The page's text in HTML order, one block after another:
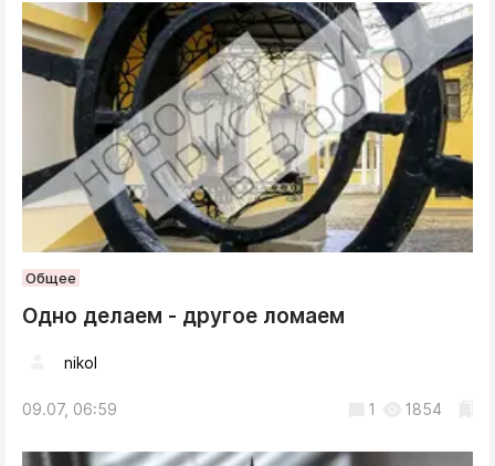
Общее
Одно делаем - другое ломаем
nikol
09.07, 06:59 1 1854